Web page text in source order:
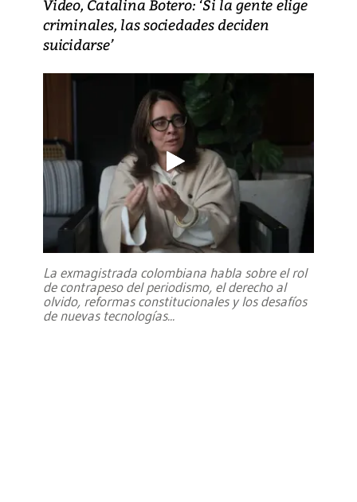
Video, Catalina Botero: ‘Si la gente elige
criminales, las sociedades deciden
suicidarse’
La exmagistrada colombiana habla sobre el rol
de contrapeso del periodismo, el derecho al
olvido, reformas constitucionales y los desafíos
de nuevas tecnologías...